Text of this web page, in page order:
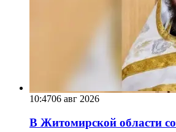
10:4706 авг 2026
В Житомирской области